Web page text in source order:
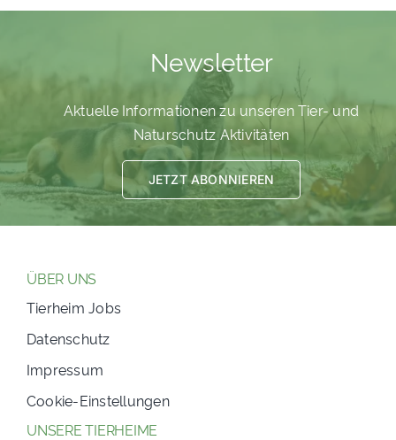
Newsletter
Aktuelle Informationen zu unseren Tier- und
Naturschutz Aktivitäten
JETZT ABONNIEREN
ÜBER UNS
Tierheim Jobs
Datenschutz
Impressum
Cookie-Einstellungen
UNSERE TIERHEIME